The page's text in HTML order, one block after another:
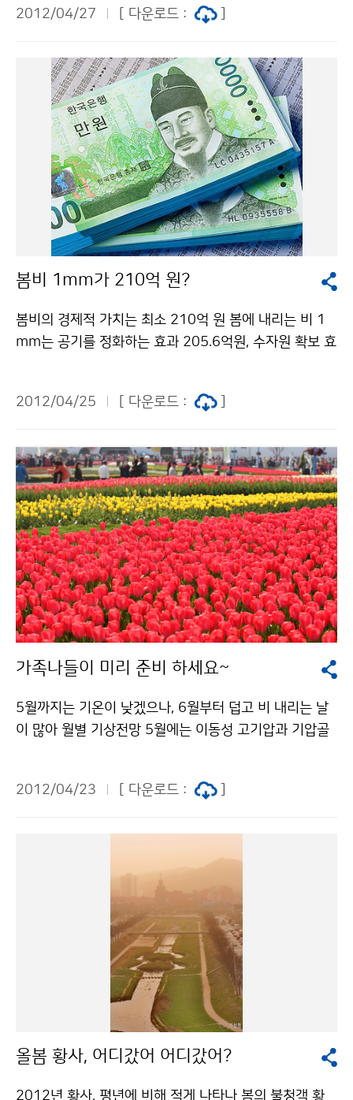
오면서 자외선지수가 본격적으로 높아질 것으로 예상되
은 날씨를 보이면서 제주도와 남부지방을 중심으로 7 이
상의 매우 강한 자외선이 나타나기 시작했다. 5월이 지나
면서부터 점차 전국으로 확대될 것으로 보여, 맑은 날 야
외활동을 할 때는 자외선 차단에 특히 주의해야한다. 기상
청은 홈페이지를 통해 3월부터 11월까지 자외선지수를
제공하고 있다. 일 최고 자외선지수는 낮 12시부터 오후
3시 사이에 집중된다. 햇빛이 강한 날은 이 시간대에 외출
을 조심하고, 외출시에는 피부보호를 위해 자외선 차단제,
모자, 선글라스 등을 착용해야 한다. * 자외선지수 예측값
과 다니는 K씨의 고민은? 저작물은 "공공누리" 출처표
2012/04/27 [ 다운로드 :
봄비 1mm가 210억 원?
봄비의 경제적 가치는 최소 210억 원 봄에 내리는 비 1
mm는 공기를 정화하는 효과 205.6억원, 수자원 확보 효
1) 4월 중 전국적으로 비가 내렸던 12건의 사례를 대기
개 분야의 경제적 가치로 분석한 결과다. 또한 5일 이상
비가 오지 않다가 내리는 봄비는 최소 1억 원 이상의 가치
를 가진 것으로 분석되었다. 산불 예방 측면에서는 비가
얼마나 왔는지 보다 비가 오지 않는 기간이 길어질수록 봄
비의 가치가 커지는 것으로 나타났다. 우리나라 속담 중에
´봄비는 쌀 비´라는 말이 있다. 건조한 시기인 봄에 비가
많이 오면 벼농사 짓기에 좋아 수확량이 늘어난다는 뜻이
다. 이제 봄비는 쌀 비가 아니라, 돈 비라는 표현도 나올
법하다. 창밖에 내리는 봄비의 가치가 210억 원이나 되다
각하게 한다. 기상청 이(가) 창작한 봄비 1mm가 210억
에 따라 이용 할 수 있습니다.
2012/04/25 [ 다운로드 :
가족나들이 미리 준비 하세요~
5월까지는 기온이 낮겠으나, 6월부터 덥고 비 내리는 날
이 많아 월별 기상전망 5월에는 이동성 고기압과 기압골
고온현상이 나타나기도 하겠습니다. 기온은 평년보다 낮
쪽을 지나는 기압골의 영향으로 남부지방을 중심으로 많
은 비가 내릴 때가 있겠습니다. 기온은 평년보다 높겠고,
강수량은 평년과 비슷하겠습니다. 7월에는 전반에는 북태
평양고기압의 가장자리를 따라 형성된 기압골의 영향으
로 중부지방을 중심으로 많은 비가 내릴 때가 있겠고, 점
차 북태평양고기압의 영향을 받아 무더운 날씨가 자주 나
타나겠습니다. 기온은 평년보다 높겠고, 강수량은 평년과
비슷하겠습니다. 월 평 균 기 온 강 수 량 5월 평년(16～1
년(19～23℃)보다 높겠음 평년(106～268㎜)과 비슷하
2012/04/23 [ 다운로드 :
올봄 황사, 어디갔어 어디갔어?
2012년 황사, 평년에 비해 적게 나타나 봄의 불청객 황